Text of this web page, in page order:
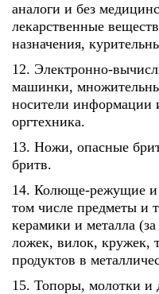
аналоги и без
лекарственные
назначения,
12. Электронно-
машинки,
носители информации
оргтехника.
13. Ножи, опасные
бритв.
14. Колюще-режущие и
том числе предметы и
керамики и металла
ложек, вилок, кружек,
продуктов в
15. Топоры, молотки и